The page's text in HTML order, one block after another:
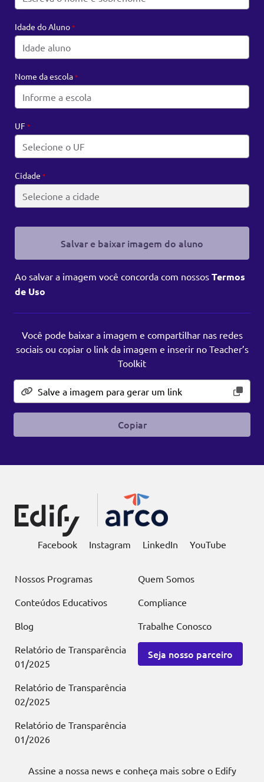
Idade do Aluno*
Nome da escola*
UF *
Cidade *
Salvar e baixar imagem do aluno
Ao salvar a imagem você concorda com nossos Termos
de Uso
Você pode baixar a imagem e compartilhar nas redes
sociais ou copiar o link da imagem e inserir no Teacher’s
Toolkit
Copiar
Facebook Instagram LinkedIn YouTube
Nossos Programas
Conteúdos Educativos
Blog
Relatório de Transparência
01/2025
Relatório de Transparência
02/2025
Relatório de Transparência
01/2026
Quem Somos
Compliance
Trabalhe Conosco
Seja nosso parceiro
Assine a nossa news e conheça mais sobre o Edify